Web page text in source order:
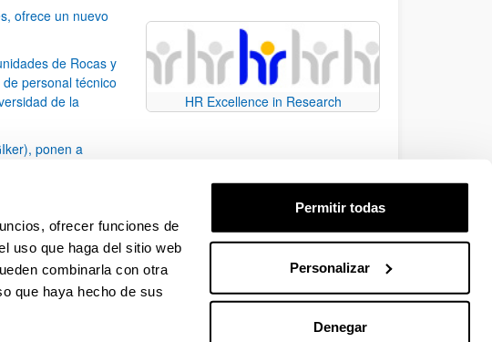
ofrecer funciones de
uso que haga del sitio web
combinarla con otra
que haya hecho de sus
Permitir todas
Personalizar
Denegar
ofrece un nuevo
de Rocas y
personal técnico
de la
ponen a
desplazarse.
Use TAB para desplazarse.
HR Excellence in Research